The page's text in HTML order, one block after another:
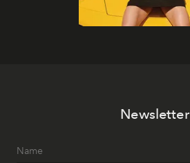
Newsletter